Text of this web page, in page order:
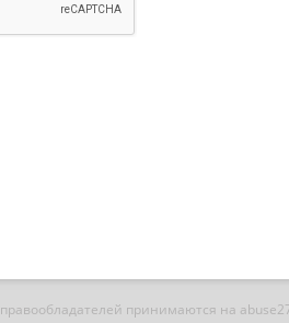
принимаются на